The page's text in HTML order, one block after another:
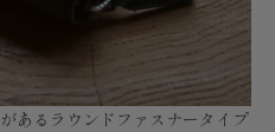
あるラウンドファスナータイプ